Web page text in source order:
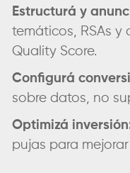
Estructurá y
temáticos, RSAs y
Quality Score.
Configurá
sobre datos, no
Optimizá
pujas para